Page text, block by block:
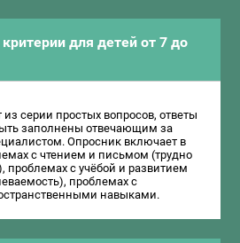
для детей от 7 до
из серии простых вопросов, ответы
заполнены отвечающим за
Опросник включает в
с чтением и письмом (трудно
проблемах с учёбой и развитием
проблемах с
навыками.